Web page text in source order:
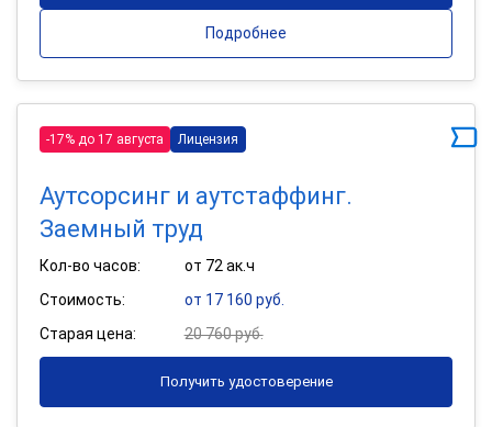
Подробнее
-17% до 17 августа Лицензия
Аутсорсинг и аутстаффинг.
Заемный труд
Кол-во часов:
от 72 ак.ч
Стоимость:
от 17 160 руб.
Старая цена:
20 760 руб.
Получить удостоверение